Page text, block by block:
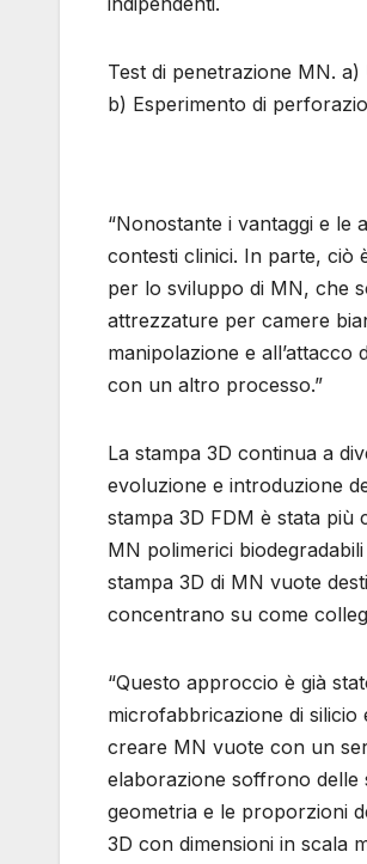
Test di penetrazione MN.
b) Esperimento di
“Nonostante i vantaggi e le
contesti clinici. In parte, ciò
per lo sviluppo di MN, che
attrezzature per camere
manipolazione e
con un altro processo.”
La stampa 3D continua a
evoluzione e introduzione
stampa 3D FDM è stata
MN polimerici
stampa 3D di MN vuote
concentrano su come
“Questo approccio è già
microfabbricazione di
creare MN vuote con un
elaborazione soffrono delle
geometria e le proporzioni
3D con dimensioni in scala